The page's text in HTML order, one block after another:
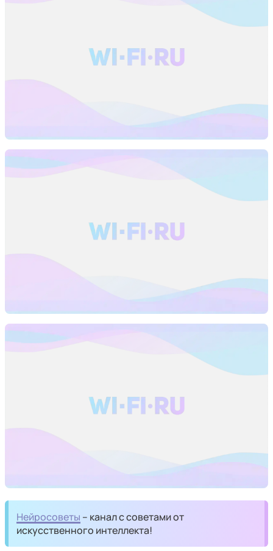
Нейросоветы – канал с советами от
искусственного интеллекта!